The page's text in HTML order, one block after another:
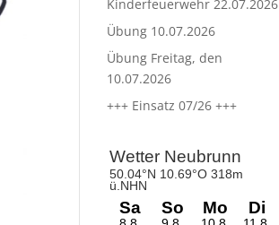
Kinderfeuerwehr 22.07.2026
Übung 10.07.2026
Übung Freitag, den
10.07.2026
+++ Einsatz 07/26 +++